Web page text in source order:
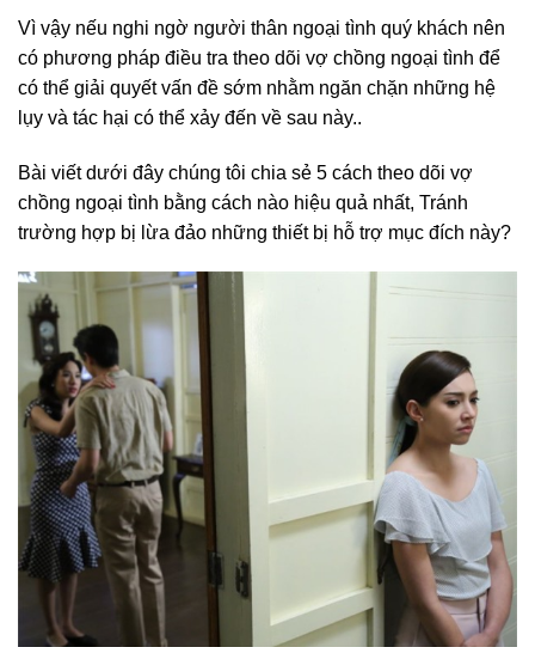
Vì vậy nếu nghi ngờ người thân ngoại tình quý khách nên
có phương pháp điều tra theo dõi vợ chồng ngoại tình để
có thể giải quyết vấn đề sớm nhằm ngăn chặn những hệ
lụy và tác hại có thể xảy đến về sau này..
Bài viết dưới đây chúng tôi chia sẻ 5 cách theo dõi vợ
chồng ngoại tình bằng cách nào hiệu quả nhất, Tránh
trường hợp bị lừa đảo những thiết bị hỗ trợ mục đích này?